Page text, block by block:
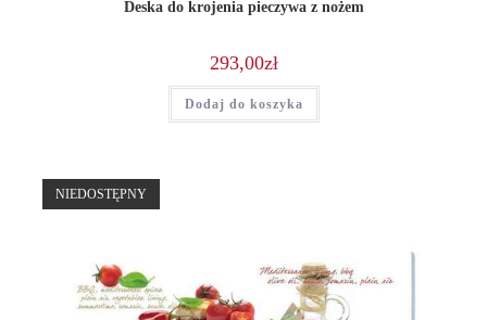
Deska do krojenia pieczywa z nożem
293,00zł
Dodaj do koszyka
NIEDOSTĘPNY